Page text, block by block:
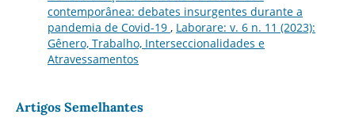
contemporânea: debates insurgentes durante a
pandemia de Covid-19 , Laborare: v. 6 n. 11 (2023):
Gênero, Trabalho, Interseccionalidades e
Atravessamentos
Artigos Semelhantes